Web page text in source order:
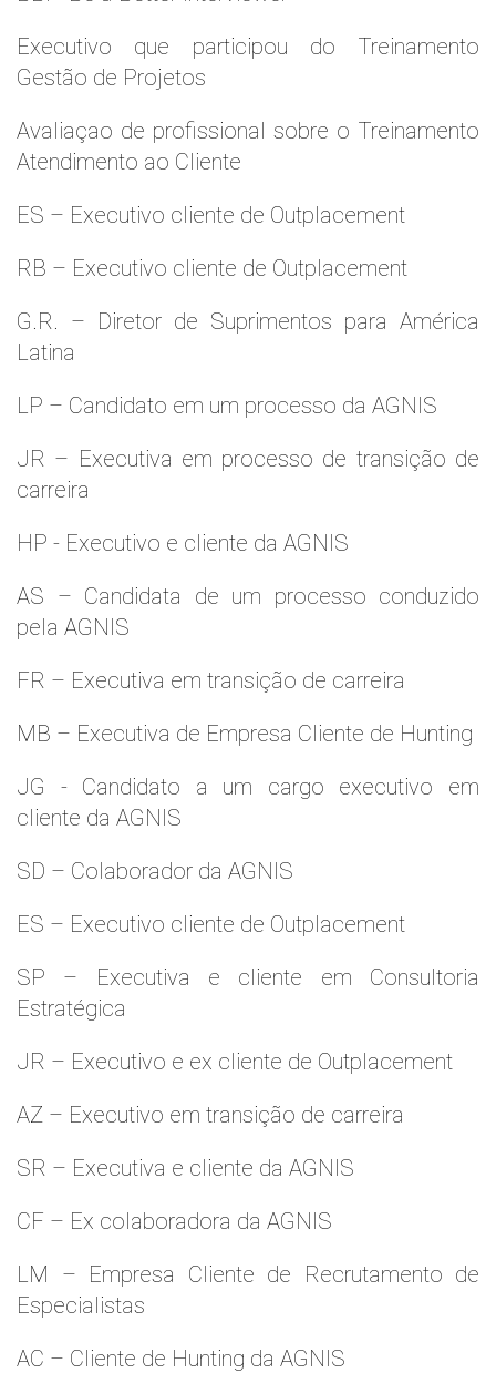
Executivo que participou do Treinamento
Gestão de Projetos
Avaliaçao de profissional sobre o Treinamento
Atendimento ao Cliente
ES – Executivo cliente de Outplacement
RB – Executivo cliente de Outplacement
G.R. – Diretor de Suprimentos para América
Latina
LP – Candidato em um processo da AGNIS
JR – Executiva em processo de transição de
carreira
HP - Executivo e cliente da AGNIS
AS – Candidata de um processo conduzido
pela AGNIS
FR – Executiva em transição de carreira
MB – Executiva de Empresa Cliente de Hunting
JG - Candidato a um cargo executivo em
cliente da AGNIS
SD – Colaborador da AGNIS
ES – Executivo cliente de Outplacement
SP – Executiva e cliente em Consultoria
Estratégica
JR – Executivo e ex cliente de Outplacement
AZ – Executivo em transição de carreira
SR – Executiva e cliente da AGNIS
CF – Ex colaboradora da AGNIS
LM – Empresa Cliente de Recrutamento de
Especialistas
AC – Cliente de Hunting da AGNIS